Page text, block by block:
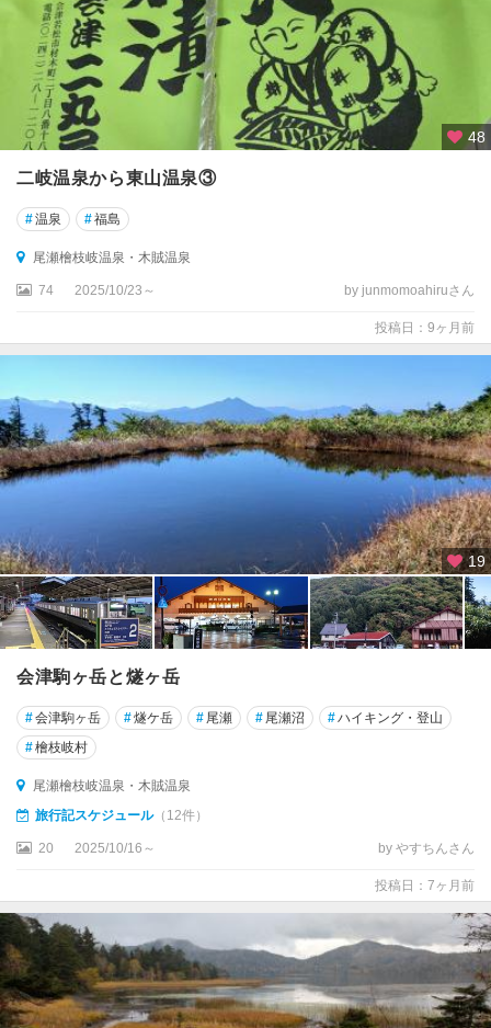
た
か
え
金
山
昭
・
里
田
南
会
津
尾
瀬
枝
岐
温
泉
・
賊
泉
只
見
羽
48
二岐温泉から東山温泉③
#温泉 #福島
尾瀬檜枝岐温泉・木賊温泉
74 2025/10/23～ by junmomoahiruさん
投稿日：9ヶ月前
19
会津駒ヶ岳と燧ヶ岳
#会津駒ヶ岳 #燧ケ岳 # 尾瀬 # 尾瀬沼 #ハイキング・登山
#檜枝岐村
尾瀬檜枝岐温泉・木賊温泉
旅行記スケジュール（12件）
20 2025/10/16～ by やすちんさん
投稿日：7ヶ月前